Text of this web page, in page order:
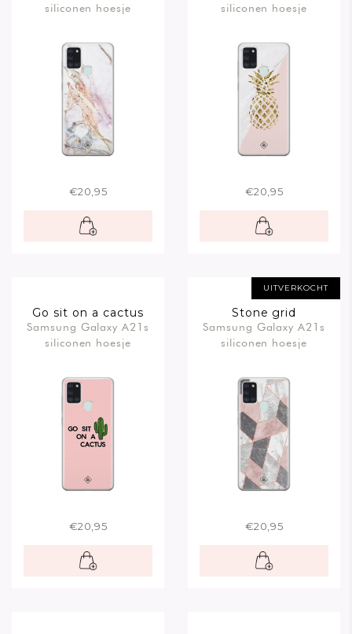
siliconen hoesje
€20,95
siliconen hoesje
€20,95
Go sit on a cactus
Samsung Galaxy A21s
siliconen hoesje
€20,95
UITVERKOCHT
Stone grid
Samsung Galaxy A21s
siliconen hoesje
€20,95